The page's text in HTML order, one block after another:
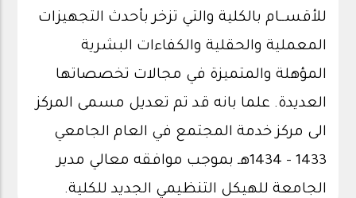
للأقســام بالكلية والتي تزخر بأحدث التجهيزات
المعملية والحقلية والكفاءات البشرية
المؤهلة والمتميزة في مجالات تخصصاتها
العديدة. علما بانه قد تم تعديل مسمى المركز
الى مركز خدمة المجتمع في العام الجامعي
1433 - 1434هـ بموجب موافقه معالي مدير
الجامعة للهيكل التنظيمي الجديد للكلية.